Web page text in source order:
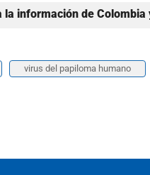
información de Colombia
virus del papiloma humano